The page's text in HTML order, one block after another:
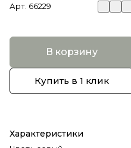
Арт. 66229
В корзину
Купить в 1 клик
Характеристики